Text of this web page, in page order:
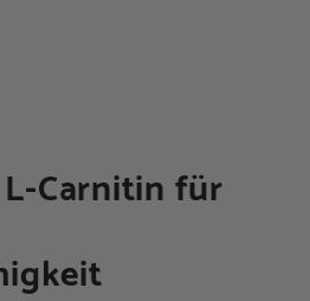
Carnitin für